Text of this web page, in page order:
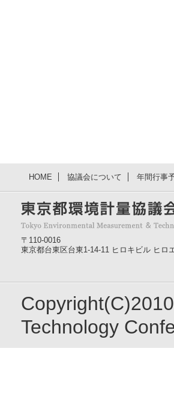
HOME 協議会について 年間行事
〒110-0016
東京都台東区台東1-14-11 ヒロキビル ヒロ
Technology